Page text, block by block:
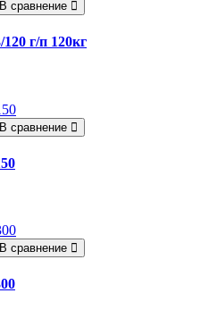
В сравнение
г/п 120кг
В сравнение
В сравнение